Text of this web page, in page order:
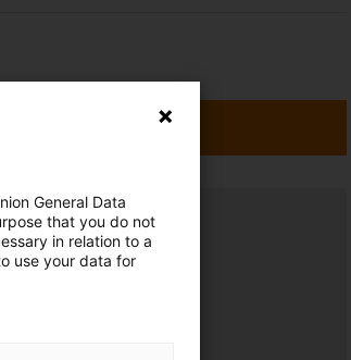
prazo
General Data
that you do not
in relation to a
use your data for